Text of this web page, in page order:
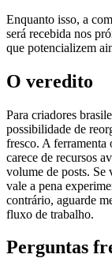
Enquanto isso, a
será recebida nos
que potencializem
O veredito
Para criadores
possibilidade de
fresco. A ferramenta
carece de recursos
volume de posts. Se
vale a pena
contrário, aguarde
fluxo de trabalho.
Perguntas